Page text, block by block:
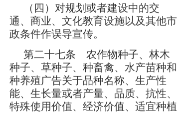
（四）对规划或者建设中的交
通、商业、文化教育设施以及其他市
政条件作误导宣传。
第二十七条 农作物种子、林木
种子、草种子、种畜禽、水产苗种和
种养殖广告关于品种名称、生产性
能、生长量或者产量、品质、抗性、
特殊使用价值、经济价值、适宜种植